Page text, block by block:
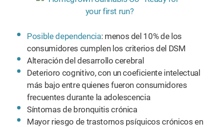
Posible dependencia: menos del 10% de los
consumidores cumplen los criterios del DSM
Alteración del desarrollo cerebral
Deterioro cognitivo, con un coeficiente intelectual
más bajo entre quienes fueron consumidores
frecuentes durante la adolescencia
Síntomas de bronquitis crónica
Mayor riesgo de trastornos psíquicos crónicos en